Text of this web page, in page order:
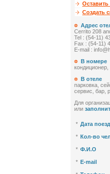
Оставить
Создать
Адрес
Cerrito 208
Tel : (54-11)
Fax : (54-11)
E-mail :
В номере
В отеле
парковка,
сервис, бар,
Для
или
* Дата
* Кол-во
* Ф.И.О
* E-mail